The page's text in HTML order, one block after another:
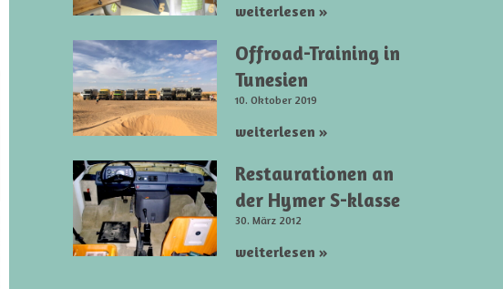
weiterlesen »
Offroad-Training in
Tunesien
10. Oktober 2019
weiterlesen »
Restaurationen an
der Hymer S-klasse
30. März 2012
weiterlesen »